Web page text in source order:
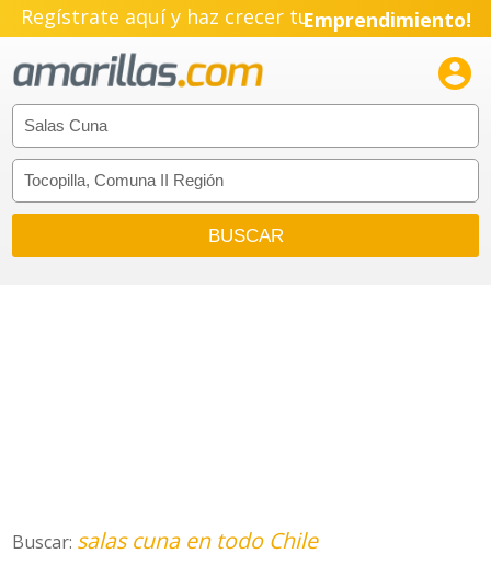
Regístrate aquí y haz crecer tuEmprendimiento!

Buscar: salas cuna en todo Chile